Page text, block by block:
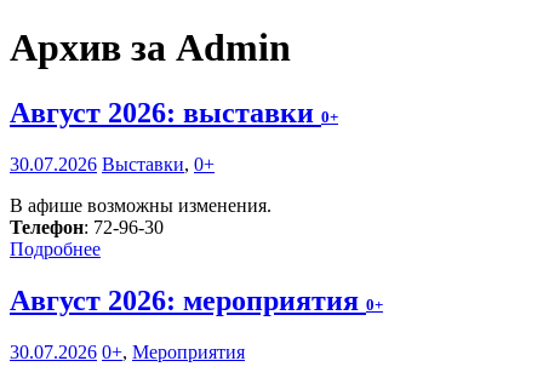
Архив за Admin
Август 2026: выставки 0+
30.07.2026 Выставки, 0+
В афише возможны изменения.
Телефон: 72-96-30
Подробнее
Август 2026: мероприятия 0+
30.07.2026 0+, Мероприятия